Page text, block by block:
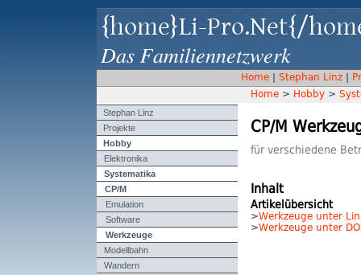
{home}Li-Pro.Net{/
Das Familiennetzwerk
Home| Stephan Linz|
Home > Hobby >
Stephan Linz
Projekte
Hobby
Elektronika
Systematika
CP/M
Emulation
Software
Werkzeuge
Modellbahn
Wandern
CP/M
für verschiedene
Inhalt
Artikelübersicht
> Werkzeuge unter
> Werkzeuge unter